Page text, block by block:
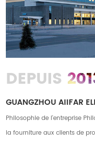
DEPUIS
GUANGZHOU AIIFAR
Philosophie de l'entreprise
la fourniture aux clients de